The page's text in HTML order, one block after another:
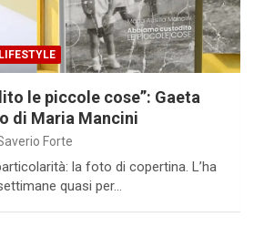
LIFESTYLE
le piccole cose”: Gaeta
di Maria Mancini
Forte
la foto di copertina. L’ha
quasi per…